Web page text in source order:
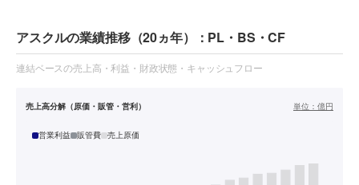
アスクルの業績推移（20ヵ年）：PL・BS・CF
連結ベースの売上高・利益・財政状態・キャッシュフロー
売上高分解（原価・販管・営利） 単位： 億円
営業利益 販管費 売上原価